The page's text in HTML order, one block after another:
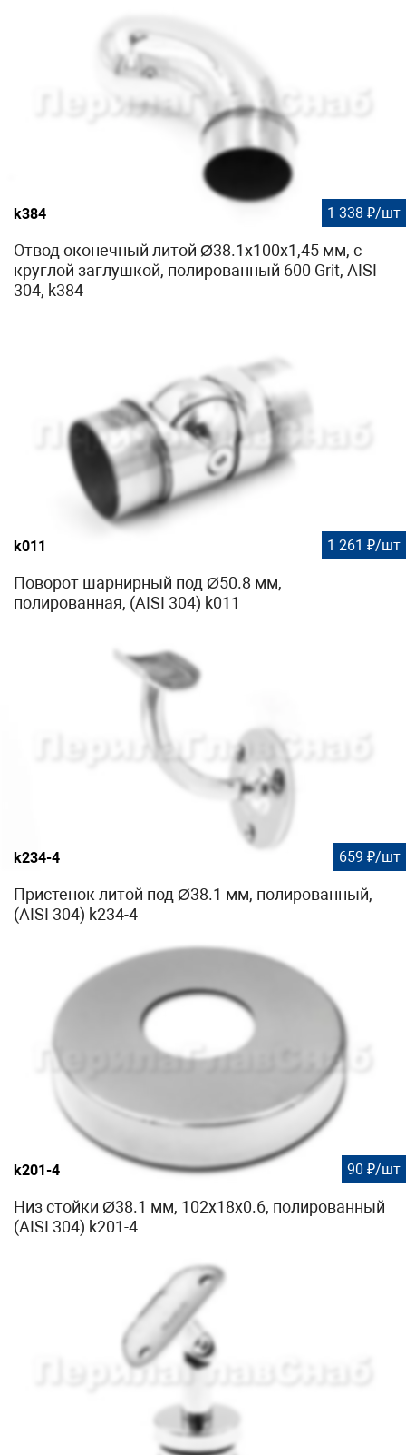
k384 1 338 ₽/шт
Отвод оконечный литой Ø38.1х100х1,45 мм, с
круглой заглушкой, полированный 600 Grit, AISI
304, k384
k011 1 261 ₽/шт
Поворот шарнирный под Ø50.8 мм,
полированная, (AISI 304) k011
k234-4 659 ₽/шт
Пристенок литой под Ø38.1 мм, полированный,
(AISI 304) k234-4
k201-4 90 ₽/шт
Низ стойки Ø38.1 мм, 102х18х0.6, полированный
(AISI 304) k201-4